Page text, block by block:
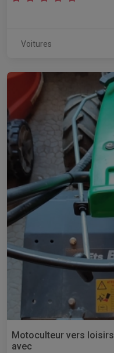
Voitures
Motoculteur vers
avec